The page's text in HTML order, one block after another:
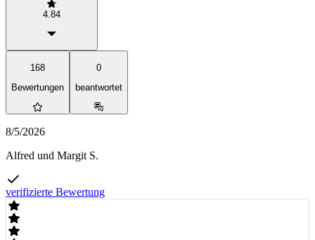
4.84
168
Bewertungen
0
beantwortet
8/5/2026
Alfred und Margit S.
verifizierte Bewertung